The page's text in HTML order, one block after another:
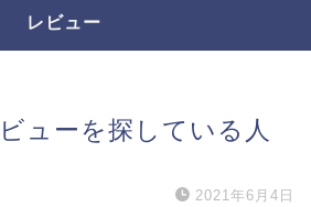
レビュー
ューを探している人
2021年6月4日